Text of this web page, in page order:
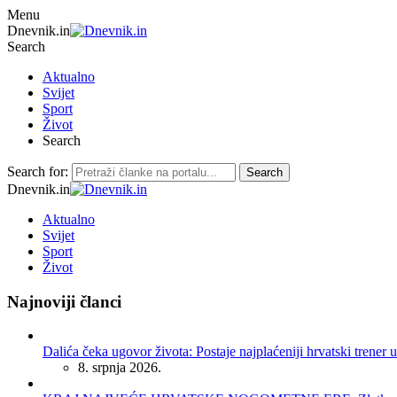
Menu
Dnevnik.in
Search
Aktualno
Svijet
Sport
Život
Search
Search for: Search
Dnevnik.in
Aktualno
Svijet
Sport
Život
Najnoviji članci
Dalića čeka ugovor života: Postaje najplaćeniji hrvatski trener
8. srpnja 2026.